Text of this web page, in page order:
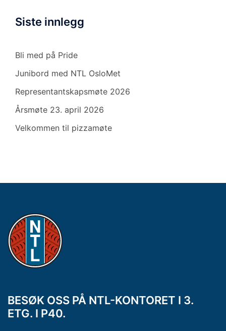
Siste innlegg
Bli med på Pride
Junibord med NTL OsloMet
Representantskapsmøte 2026
Årsmøte 23. april 2026
Velkommen til pizzamøte
BESØK OSS PÅ NTL-KONTORET I 3.
ETG. I P40.